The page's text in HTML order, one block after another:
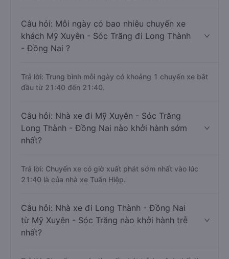
Câu hỏi: Mỗi ngày có bao nhiêu chuyến xe
khách Mỹ Xuyên - Sóc Trăng đi Long Thành
- Đồng Nai ?
Trả lời: Trung bình mỗi ngày có khoảng 1 chuyến xe bắt
đầu từ 21:40 đến 21:40.
Câu hỏi: Nhà xe đi Mỹ Xuyên - Sóc Trăng
Long Thành - Đồng Nai nào khởi hành sớm
nhất?
Trả lời: Chuyến xe có giờ xuất phát sớm nhất vào lúc
21:40 là của nhà xe Tuấn Hiệp.
Câu hỏi: Nhà xe đi Long Thành - Đồng Nai
từ Mỹ Xuyên - Sóc Trăng nào khởi hành trễ
nhất?